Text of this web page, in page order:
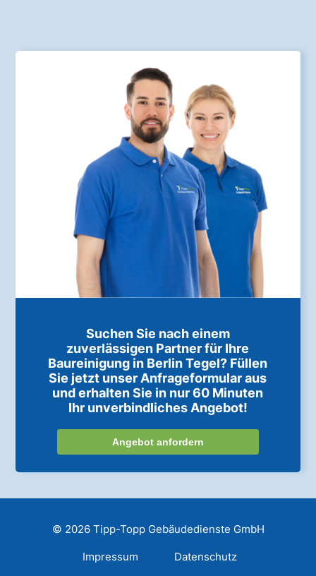
Suchen Sie nach einem
zuverlässigen Partner für Ihre
Baureinigung in Berlin Tegel? Füllen
Sie jetzt unser Anfrageformular aus
und erhalten Sie in nur 60 Minuten
Ihr unverbindliches Angebot!
Angebot anfordern
© 2026 Tipp-Topp Gebäudedienste GmbH
Impressum Datenschutz